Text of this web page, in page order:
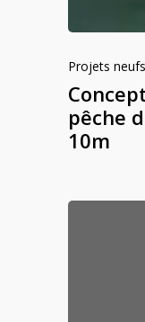
Projets neufs
pêche
10m